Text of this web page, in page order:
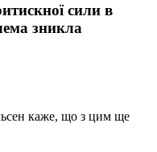
сили в
зникла
каже, що з цим ще